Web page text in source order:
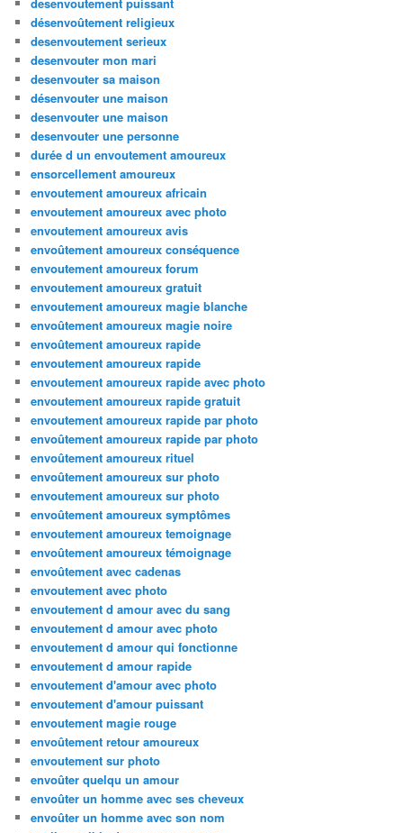
desenvoutement puissant
désenvoûtement religieux
desenvoutement serieux
desenvouter mon mari
desenvouter sa maison
désenvouter une maison
desenvouter une maison
desenvouter une personne
durée d un envoutement amoureux
ensorcellement amoureux
envoutement amoureux africain
envoutement amoureux avec photo
envoutement amoureux avis
envoûtement amoureux conséquence
envoutement amoureux forum
envoutement amoureux gratuit
envoutement amoureux magie blanche
envoûtement amoureux magie noire
envoûtement amoureux rapide
envoutement amoureux rapide
envoutement amoureux rapide avec photo
envoutement amoureux rapide gratuit
envoutement amoureux rapide par photo
envoûtement amoureux rapide par photo
envoûtement amoureux rituel
envoûtement amoureux sur photo
envoutement amoureux sur photo
envoûtement amoureux symptômes
envoutement amoureux temoignage
envoûtement amoureux témoignage
envoûtement avec cadenas
envoutement avec photo
envoutement d amour avec du sang
envoutement d amour avec photo
envoutement d amour qui fonctionne
envoutement d amour rapide
envoutement d'amour avec photo
envoutement d'amour puissant
envoutement magie rouge
envoûtement retour amoureux
envoutement sur photo
envoûter quelqu un amour
envoûter un homme avec ses cheveux
envoûter un homme avec son nom